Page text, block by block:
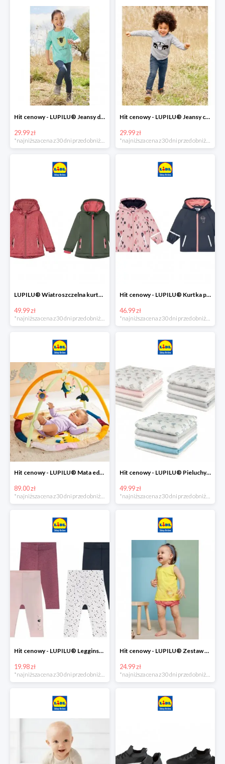
Hit cenowy - LUPILU® Jeansy dziewczęce slim fit
29.99 zł
Hit cenowy - LUPILU® Jeansy chłopięce slim fit
29.99 zł
LUPILU® Wiatroszczelna kurtka dziecięca softshell, 1 sztuka
49.99 zł
Hit cenowy - LUPILU® Kurtka przeciwdeszczowa dziewczęca, 1 sztuka
46.99 zł
Hit cenowy - LUPILU® Mata edukacyjna dla niemowląt, 1 sztuka
89.00 zł
*najniższa cena z 30 dni przed obniżką
Hit cenowy - LUPILU® Pieluchy tetrowe 80x80 cm, z biobawełny, 5 sztuk
49.99 zł
*najniższa cena z 30 dni przed obniżką
Hit cenowy - LUPILU® Legginsy niemowlęce z biobawełną, 2 pary
19.98 zł
Hit cenowy - LUPILU® Zestaw dziecięcy z biobawełny (body + koszulka + spodenki), 1 komplet
24.99 zł